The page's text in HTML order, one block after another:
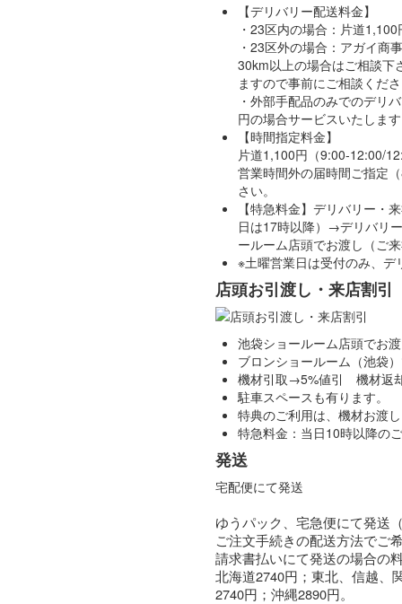
【デリバリー配送料金】
・23区内の場合：片道
・23区外の場合：アガイ商
30km以上の場合はご相談
ますので事前にご相談くだ
・外部手配品のみでのデリ
円の場合サービスいたしま
【時間指定料金】
片道1,100円（9:00-12:00/
営業時間外の届時間ご指定
さい。
【特急料金】デリバリー・
日は17時以降）→デリバリ
ールーム店頭でお渡し（ご
※土曜営業日は受付のみ、
店頭お引渡し・来店割引
池袋ショールーム店頭でお
ブロンショールーム（池袋
機材引取→5%値引 機材返
駐車スペースも有ります。
特典のご利用は、機材お渡
特急料金：当日10時以降の
発送
宅配便にて発送
ゆうパック、宅急便にて発送
ご注文手続きの配送方法でご
請求書払いにて発送の場合の
北海道2740円；東北、信越、
2740円；沖縄2890円。